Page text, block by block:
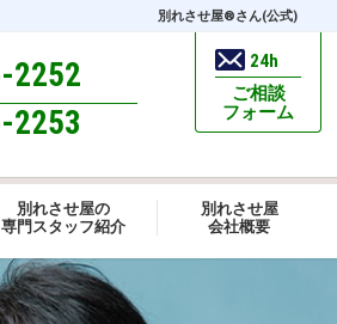
別れさせ屋®さん(公式)
2252
2253
24h
ご相談
フォーム
別れさせ屋の
専門スタッフ紹介
別れさせ屋
会社概要